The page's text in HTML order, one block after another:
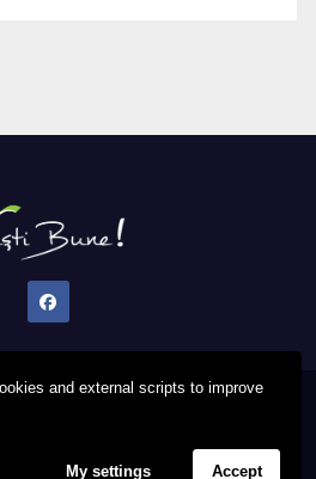
and external scripts to improve
My settings Accept
PolicyFAQ